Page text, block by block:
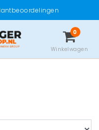
0
Winkelwagen